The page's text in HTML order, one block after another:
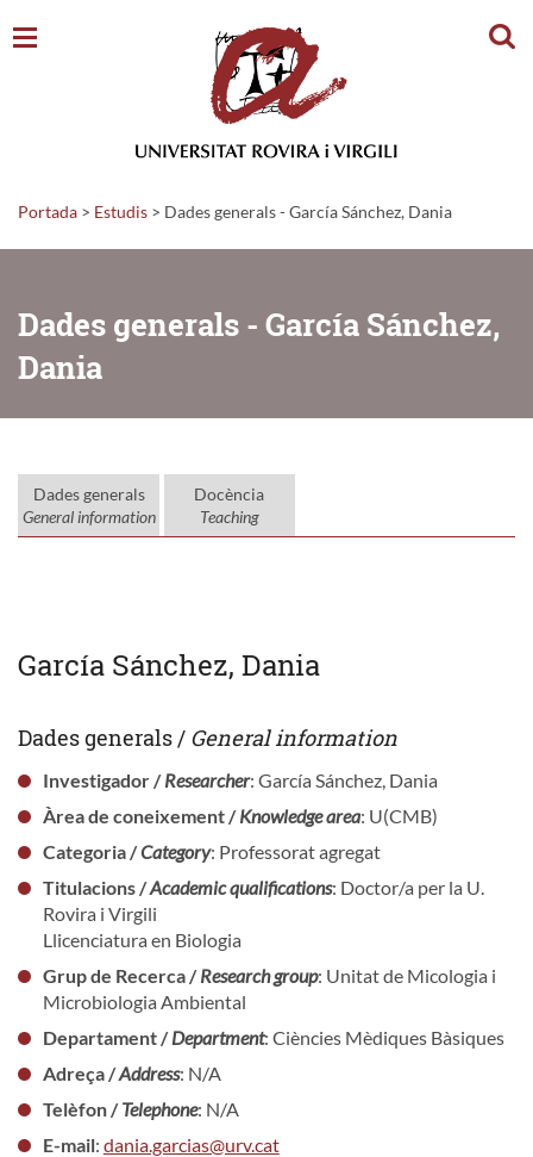
Portada > Estudis > Dades generals - García Sánchez, Dania
Dades generals - García Sánchez,
Dania
Dades generals
General information
Docència
Teaching
García Sánchez, Dania
Dades generals / General information
Investigador /Researcher: García Sánchez, Dania
Àrea de coneixement /Knowledge area: U(CMB)
Categoria /Category: Professorat agregat
Titulacions /Academic qualifications: Doctor/a per la U.
Rovira i Virgili
Llicenciatura en Biologia
Grup de Recerca /Research group: Unitat de Micologia i
Microbiologia Ambiental
Departament /Department: Ciències Mèdiques Bàsiques
Adreça /Address: N/A
Telèfon /Telephone: N/A
E-mail: dania.garcias@urv.cat